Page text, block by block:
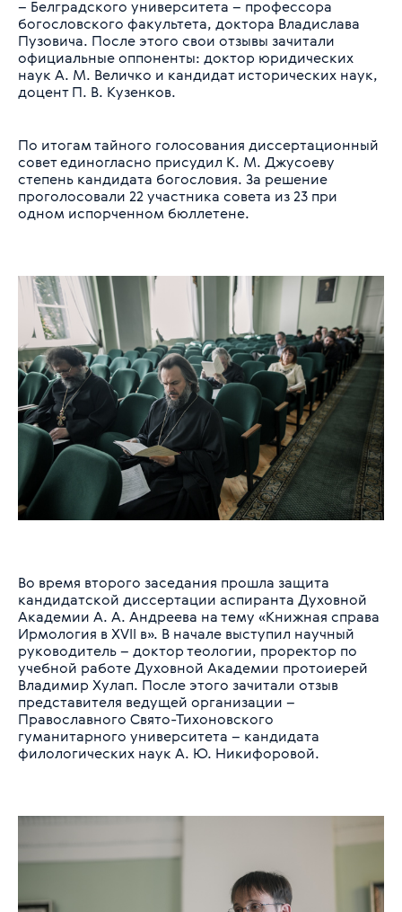
– Белградского университета – профессора
богословского факультета, доктора Владислава
Пузовича. После этого свои отзывы зачитали
официальные оппоненты: доктор юридических
наук А. М. Величко и кандидат исторических наук,
доцент П. В. Кузенков.
По итогам тайного голосования диссертационный
совет единогласно присудил К. М. Джусоеву
степень кандидата богословия. За решение
проголосовали 22 участника совета из 23 при
одном испорченном бюллетене.
Во время второго заседания прошла защита
кандидатской диссертации аспиранта Духовной
Академии А. А. Андреева на тему «Книжная справа
Ирмология в ХVII в». В начале выступил научный
руководитель – доктор теологии, проректор по
учебной работе Духовной Академии протоиерей
Владимир Хулап. После этого зачитали отзыв
представителя ведущей организации –
Православного Свято-Тихоновского
гуманитарного университета – кандидата
филологических наук А. Ю. Никифоровой.